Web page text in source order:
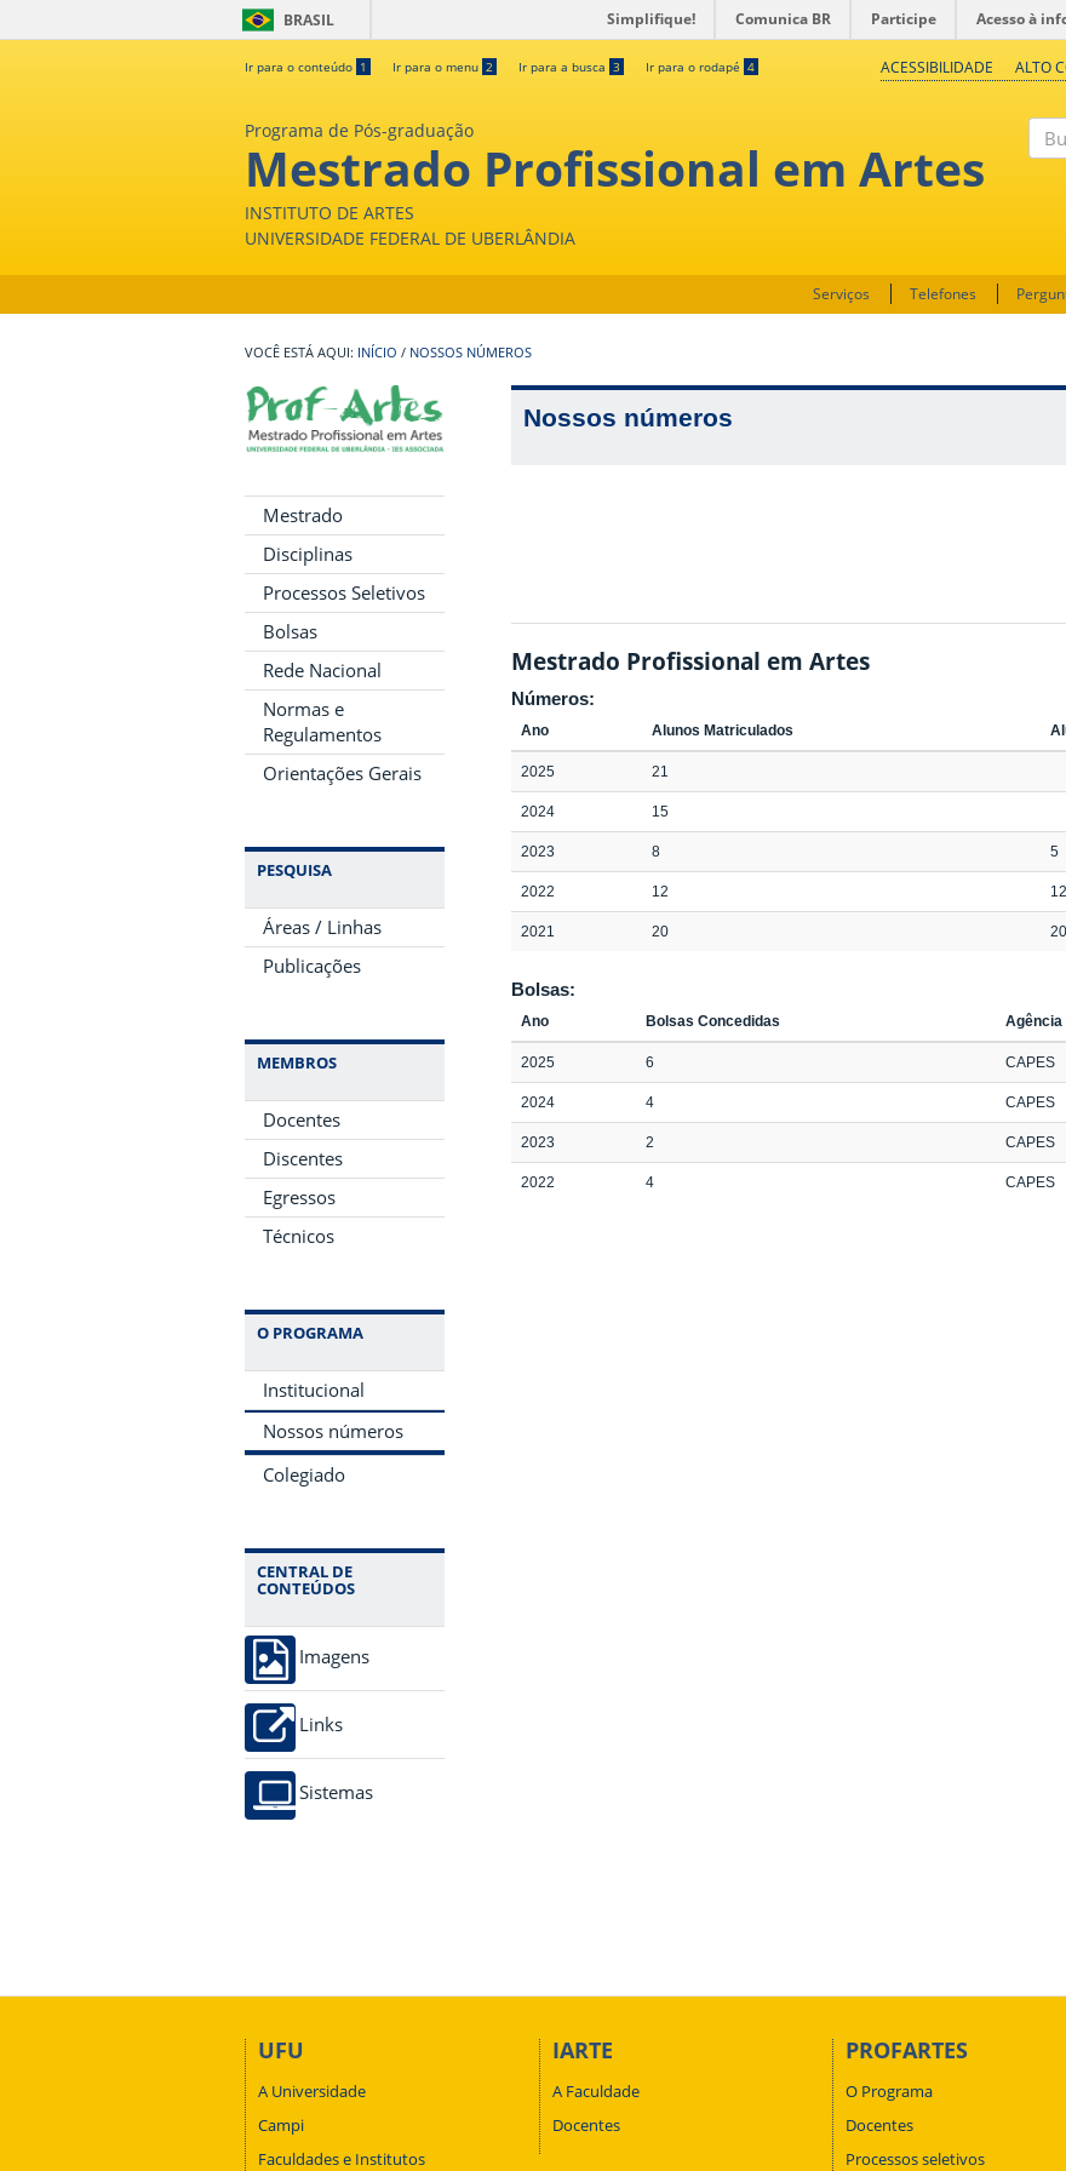
BRASIL Simplifique! Comunica BR Participe Acesso à
Ir para o conteúdo 1 Ir para o menu 2 Ir para a busca 3 Ir para o rodapé 4 ACESSIBILIDADE ALTO
Programa de Pós-graduação
Mestrado Profissional em Artes
INSTITUTO DE ARTES
UNIVERSIDADE FEDERAL DE UBERLÂNDIA
Serviços Telefones
INÍCIO / NOSSOS NÚMEROS
Mestrado
Disciplinas
Processos Seletivos
Bolsas
Rede Nacional
Normas e
Regulamentos
Orientações Gerais
PESQUISA
Áreas / Linhas
Publicações
MEMBROS
Docentes
Discentes
Egressos
Técnicos
O PROGRAMA
Institucional
Nossos números
Colegiado
CENTRAL DE
CONTEÚDOS
Imagens
Links
Sistemas
Nossos números
Mestrado Profissional em Artes
Números:
Ano Alunos Matriculados
2025 21
2024 15
2023 8 5
2022 12 12
2021 20 20
Bolsas:
Ano Bolsas Concedidas Agência
2025 6 CAPES
2024 4 CAPES
2023 2 CAPES
2022 4 CAPES
UFU
A Universidade
Campi
Faculdades e Institutos
IARTE
A Faculdade
Docentes
PROFARTES
O Programa
Docentes
Processos seletivos